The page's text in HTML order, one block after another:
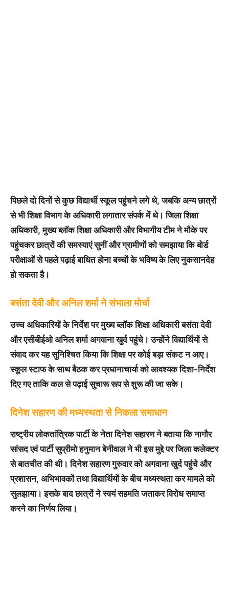
पिछले दो दिनों से कुछ विद्यार्थी स्कूल पहुंचने लगे थे, जबकि अन्य छात्रों
से भी शिक्षा विभाग के अधिकारी लगातार संपर्क में थे। जिला शिक्षा
अधिकारी, मुख्य ब्लॉक शिक्षा अधिकारी और विभागीय टीम ने मौके पर
पहुंचकर छात्रों की समस्याएं सुनीं और ग्रामीणों को समझाया कि बोर्ड
परीक्षाओं से पहले पढ़ाई बाधित होना बच्चों के भविष्य के लिए नुकसानदेह
हो सकता है।
बसंता देवी और अनिल शर्मा ने संभाला मोर्चा
उच्च अधिकारियों के निर्देश पर मुख्य ब्लॉक शिक्षा अधिकारी बसंता देवी
और एसीबीईओ अनिल शर्मा अगवाना खुर्द पहुंचे। उन्होंने विद्यार्थियों से
संवाद कर यह सुनिश्चित किया कि शिक्षा पर कोई बड़ा संकट न आए।
स्कूल स्टाफ के साथ बैठक कर प्रधानाचार्या को आवश्यक दिशा-निर्देश
दिए गए ताकि कल से पढ़ाई सुचारू रूप से शुरू की जा सके।
दिनेश सहारण की मध्यस्थता से निकला समाधान
राष्ट्रीय लोकतांत्रिक पार्टी के नेता दिनेश सहारण ने बताया कि नागौर
सांसद एवं पार्टी सुप्रीमो हनुमान बेनीवाल ने भी इस मुद्दे पर जिला कलेक्टर
से बातचीत की थी। दिनेश सहारण गुरुवार को अगवाना खुर्द पहुंचे और
प्रशासन, अभिभावकों तथा विद्यार्थियों के बीच मध्यस्थता कर मामले को
सुलझाया। इसके बाद छात्रों ने स्वयं सहमति जताकर विरोध समाप्त
करने का निर्णय लिया।